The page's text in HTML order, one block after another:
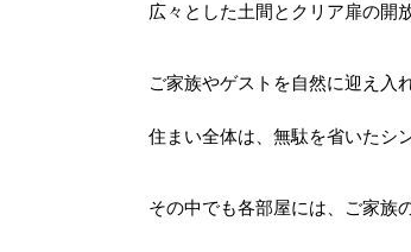
広々とした土間とクリア扉の開
ご家族やゲストを自然に迎え入
住まい全体は、無駄を省いたシ
その中でも各部屋には、ご家族